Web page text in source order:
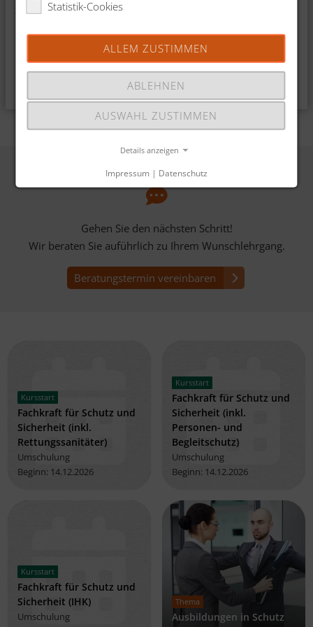
Job sichern durch Fach­
Arbeitgeber Förderungen
nutzen können.
Weiterlesen
Mit Sicherheit ein guter Weg
Gehen Sie den nächsten Schritt!
Wir beraten Sie auführlich zu Ihrem Wunschlehrgang.
Beratungstermin vereinbaren
Kursstart
Fachkraft für Schutz und
Sicherheit (inkl.
Rettungssanitäter)
Umschulung
Beginn: 14.12.2026
Plätze frei
24 Monate inkl. Praktikum
(Vollzeit)
Zum Angebot
Kursstart
Fachkraft für Schutz und
Sicherheit (inkl.
Personen- und
Begleitschutz)
Umschulung
Beginn: 14.12.2026
14.12.2026
24 Monate inkl. Praktikum
(Vollzeit)
Zum Angebot
Kursstart
Fachkraft für Schutz und
Sicherheit (IHK)
Umschulung
Thema
Ausbildungen in Schutz
Statistik-Cookies
ALLEM ZUSTIMMEN
ABLEHNEN
AUSWAHL ZUSTIMMEN
Details anzeigen
Impressum | Datenschutz